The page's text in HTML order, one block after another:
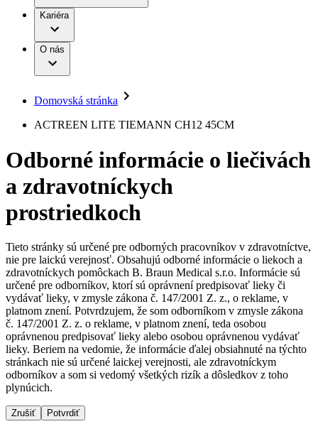
Terapie
Kontinencia a urológia
Liečba bolesti
Miniinvazívna chirurgia
Nutričná terapia
Onkológia
Ortopédia
Prevencia a kontrola infekcií
Spinálna chirurgia
Starostlivosť o rany
Uzatváranie rán
Riešenia
Terapie
B. Braun Avitum
Ochorenia
Služby pre pacientov
Dialyzačné strediská
B. Braun Avitum poskytuje kvalitnú dialyzačnú starostlivosť
vo všetkých svojich strediskách na Slovensku. Viac
informácií nájdete na stránke jednotlivých stredísk.
Práca a kariéra
Naša kultúra
Vaša príležitosť
Nájdite si prácu u nás​
Objavte svoje kariérne príležitosti ​v B. Braun. Vyhľadajte náš
trh práce​ pre zaujímavé pozície na Slovensku.​
Zodpovednosť
Médiá
Tlačové správy
Kontakt
Kontaktný formulár
Spoločnosť
Médiá
Kontakt
Kariéra
O nás
Domovská stránka
ACTREEN LITE TIEMANN CH12 45CM
Odborné informácie o liečivách
a zdravotníckych
prostriedkoch
Tieto stránky sú určené pre odborných pracovníkov v zdravotníctve,
nie pre laickú verejnosť. Obsahujú odborné informácie o liekoch a
zdravotníckych pomôckach B. Braun Medical s.r.o. Informácie sú
určené pre odborníkov, ktorí sú oprávnení predpisovať lieky či
vydávať lieky, v zmysle zákona č. 147/2001 Z. z., o reklame, v
platnom znení. Potvrdzujem, že som odborníkom v zmysle zákona
č. 147/2001 Z. z. o reklame, v platnom znení, teda osobou
oprávnenou predpisovať lieky alebo osobou oprávnenou vydávať
lieky. Beriem na vedomie, že informácie ďalej obsiahnuté na týchto
stránkach nie sú určené laickej verejnosti, ale zdravotníckym
odborníkov a som si vedomý všetkých rizík a dôsledkov z toho
plynúcich.
Zrušiť Potvrdiť